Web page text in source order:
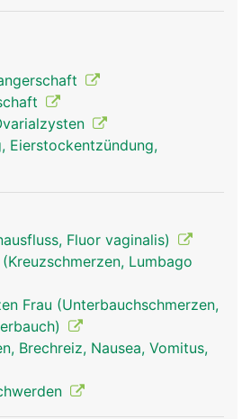
zum Transport der
Falls zu diesem
Spermien an Ort und Stelle
die Befruchtung der Eizelle.
Eierstockentzündung,
Fluor vaginalis)
Lumbago
Frau (Unterbauchschmerzen,
Brechreiz, Nausea, Vomitus,